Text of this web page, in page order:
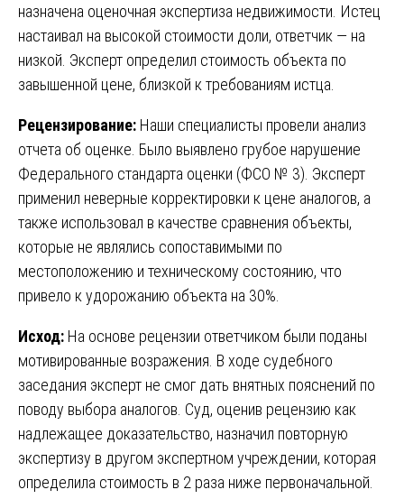
назначена оценочная экспертиза недвижимости. Истец
настаивал на высокой стоимости доли, ответчик — на
низкой. Эксперт определил стоимость объекта по
завышенной цене, близкой к требованиям истца.
Рецензирование: Наши специалисты провели анализ
отчета об оценке. Было выявлено грубое нарушение
Федерального стандарта оценки (ФСО № 3). Эксперт
применил неверные корректировки к цене аналогов, а
также использовал в качестве сравнения объекты,
которые не являлись сопоставимыми по
местоположению и техническому состоянию, что
привело к удорожанию объекта на 30%.
Исход: На основе рецензии ответчиком были поданы
мотивированные возражения. В ходе судебного
заседания эксперт не смог дать внятных пояснений по
поводу выбора аналогов. Суд, оценив рецензию как
надлежащее доказательство, назначил повторную
экспертизу в другом экспертном учреждении, которая
определила стоимость в 2 раза ниже первоначальной.